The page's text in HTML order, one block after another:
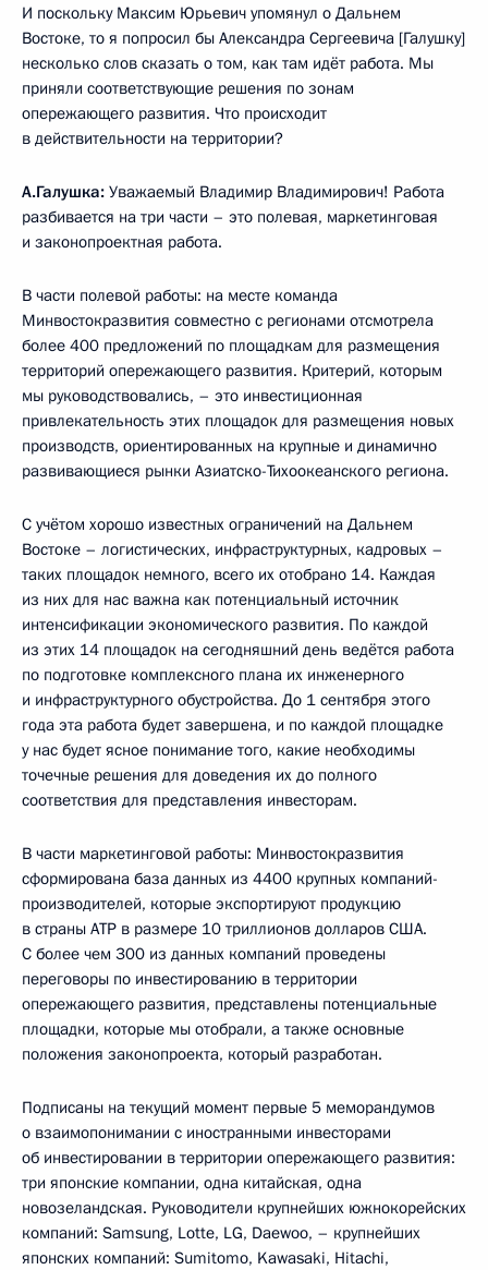
И поскольку Максим Юрьевич упомянул о Дальнем
Востоке, то я попросил бы Александра Сергеевича [Галушку]
несколько слов сказать о том, как там идёт работа. Мы
приняли соответствующие решения по зонам
опережающего развития. Что происходит
в действительности на территории?
А.Галушка: Уважаемый Владимир Владимирович! Работа
разбивается на три части – это полевая, маркетинговая
и законопроектная работа.
В части полевой работы: на месте команда
Минвостокразвития совместно с регионами отсмотрела
более 400 предложений по площадкам для размещения
территорий опережающего развития. Критерий, которым
мы руководствовались, – это инвестиционная
привлекательность этих площадок для размещения новых
производств, ориентированных на крупные и динамично
развивающиеся рынки Азиатско-Тихоокеанского региона.
С учётом хорошо известных ограничений на Дальнем
Востоке – логистических, инфраструктурных, кадровых –
таких площадок немного, всего их отобрано 14. Каждая
из них для нас важна как потенциальный источник
интенсификации экономического развития. По каждой
из этих 14 площадок на сегодняшний день ведётся работа
по подготовке комплексного плана их инженерного
и инфраструктурного обустройства. До 1 сентября этого
года эта работа будет завершена, и по каждой площадке
у нас будет ясное понимание того, какие необходимы
точечные решения для доведения их до полного
соответствия для представления инвесторам.
В части маркетинговой работы: Минвостокразвития
сформирована база данных из 4400 крупных компаний-
производителей, которые экспортируют продукцию
в страны АТР в размере 10 триллионов долларов США.
С более чем 300 из данных компаний проведены
переговоры по инвестированию в территории
опережающего развития, представлены потенциальные
площадки, которые мы отобрали, а также основные
положения законопроекта, который разработан.
Подписаны на текущий момент первые 5 меморандумов
о взаимопонимании с иностранными инвесторами
об инвестировании в территории опережающего развития:
три японские компании, одна китайская, одна
новозеландская. Руководители крупнейших южнокорейских
компаний: Samsung, Lotte, LG, Daewoo, – крупнейших
японских компаний: Sumitomo, Kawasaki, Hitachi,